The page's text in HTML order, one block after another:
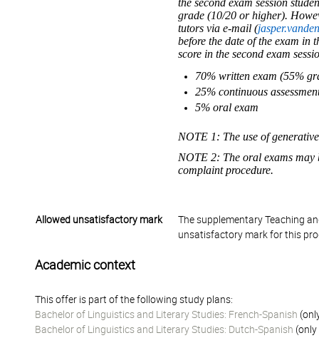
the second exam session
grade (10/20 or higher).
tutors via e-mail (
before the date of the exam in
score in the second exam
70% written exam (55%
25% continuous
5% oral exam
NOTE 1: The use of
NOTE 2: The oral exams may
complaint procedure.
Allowed unsatisfactory mark
The supplementary Teaching
unsatisfactory mark for this
Academic context
This offer is part of the following study plans:
Bachelor of Linguistics and Literary Studies: French-Spanish
Bachelor of Linguistics and Literary Studies: Dutch-Spanish